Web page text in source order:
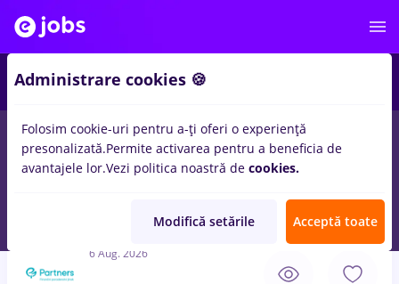
Salarii Full time Part time Student
6 Aug. 2026
Administrare cookies 🍪
Folosim cookie-uri pentru a-ți oferi o experiență
presonalizată.Permite activarea pentru a beneficia de
avantajele lor.Vezi politica noastră de cookies.
Modifică setările Acceptă toate